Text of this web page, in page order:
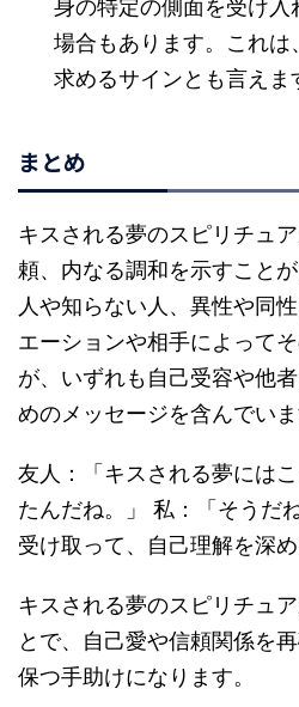
身の特定の側面を受け入
場合もあります。これは
求めるサインとも言えま
まとめ
キスされる夢のスピリチュ
頼、内なる調和を示すこと
人や知らない人、異性や同
エーションや相手によって
が、いずれも自己受容や他
めのメッセージを含んでいま
友人：「キスされる夢には
たんだね。」 私：「そうだ
受け取って、自己理解を深
キスされる夢のスピリチュ
とで、自己愛や信頼関係を
保つ手助けになります。